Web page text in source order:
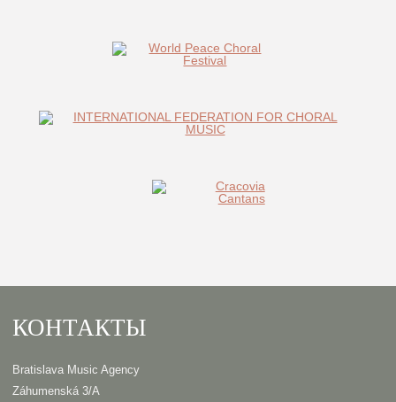
КОНТАКТЫ
Bratislava Music Agency
Záhumenská 3/A